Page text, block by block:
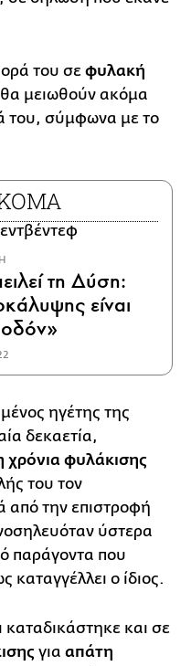
του σε φυλακή
μειωθούν ακόμα
του, σύμφωνα με το
τη Δύση:
είναι
ηγέτης της
δεκαετία,
χρόνια φυλάκισης
του τον
από την επιστροφή
ύστερα
παράγοντα που
ο ίδιος.
και σε
για απάτη